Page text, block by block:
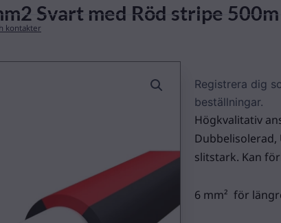
Svart med Röd stripe 500m
kontakter
Registrera dig
beställningar.
Högkvalitativ
Dubbelisolerad,
slitstark. Kan
6 mm² för